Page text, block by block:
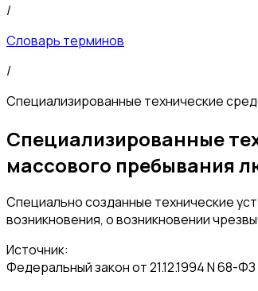
/
Словарь терминов
/
Специализированные технические
Специализированные
массового пребывания
Специально созданные технические
возникновения, о возникновении
Источник:
Федеральный закон от 21.12.1994 N 68-